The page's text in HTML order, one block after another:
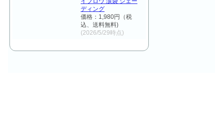
ディング
価格：1,980円（税
込、送料無料)
(2026/5/29時点)